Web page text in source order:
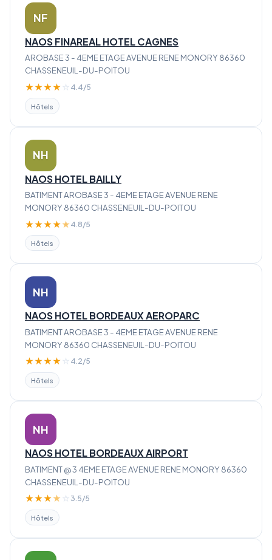
NF
NAOS FINAREAL HOTEL CAGNES
AROBASE 3 - 4EME ETAGE AVENUE RENE MONORY 86360
CHASSENEUIL-DU-POITOU
★★★★ ☆ 4.4/5
Hôtels
NH
NAOS HOTEL BAILLY
BATIMENT AROBASE 3 - 4EME ETAGE AVENUE RENE
MONORY 86360 CHASSENEUIL-DU-POITOU
★★★★★ 4.8/5
Hôtels
NH
NAOS HOTEL BORDEAUX AEROPARC
BATIMENT AROBASE 3 - 4EME ETAGE AVENUE RENE
MONORY 86360 CHASSENEUIL-DU-POITOU
★★★★ ☆ 4.2/5
Hôtels
NH
NAOS HOTEL BORDEAUX AIRPORT
BATIMENT @ 3 4EME ETAGE AVENUE RENE MONORY 86360
CHASSENEUIL-DU-POITOU
★★★★ ☆ 3.5/5
Hôtels